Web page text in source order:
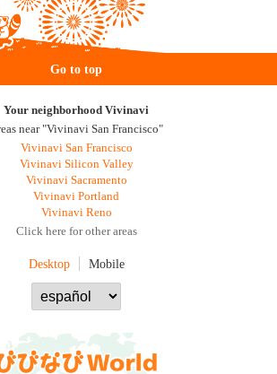
Go to top
Your neighborhood Vivinavi
near "Vivinavi San Francisco"
Vivinavi San Francisco
Vivinavi Silicon Valley
Vivinavi Sacramento
Vivinavi Portland
Vivinavi Reno
Click here for other areas
Desktop Mobile